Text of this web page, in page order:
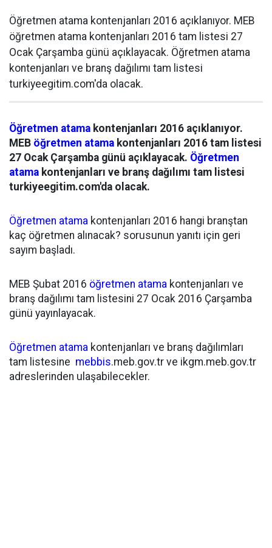
Öğretmen atama kontenjanları 2016 açıklanıyor. MEB
öğretmen atama kontenjanları 2016 tam listesi 27
Ocak Çarşamba günü açıklayacak. Öğretmen atama
kontenjanları ve branş dağılımı tam listesi
turkiyeegitim.com'da olacak.
Öğretmen atama kontenjanları 2016 açıklanıyor.
MEB öğretmen atama kontenjanları 2016 tam listesi
27 Ocak Çarşamba günü açıklayacak. Öğretmen
atama kontenjanları ve branş dağılımı tam listesi
turkiyeegitim.com'da olacak.
Öğretmen atama kontenjanları 2016 hangi branştan
kaç öğretmen alınacak? sorusunun yanıtı için geri
sayım başladı.
MEB Şubat 2016 öğretmen atama kontenjanları ve
branş dağılımı tam listesini 27 Ocak 2016 Çarşamba
günü yayınlayacak.
Öğretmen atama kontenjanları ve branş dağılımları
tam listesine mebbis.meb.gov.tr ve ikgm.meb.gov.tr
adreslerinden ulaşabilecekler.